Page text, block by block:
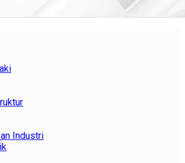
Industri